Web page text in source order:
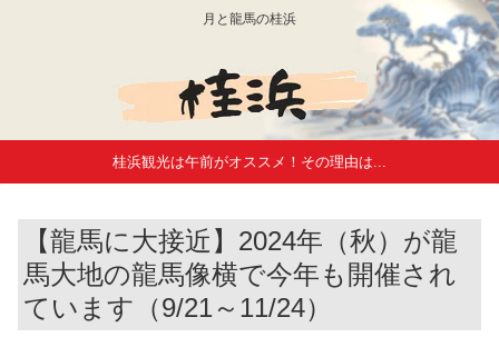
月と龍馬の桂浜
桂浜観光は午前がオススメ！その理由は...
【龍馬に大接近】2024年（秋）が龍
馬大地の龍馬像横で今年も開催され
ています（9/21～11/24）